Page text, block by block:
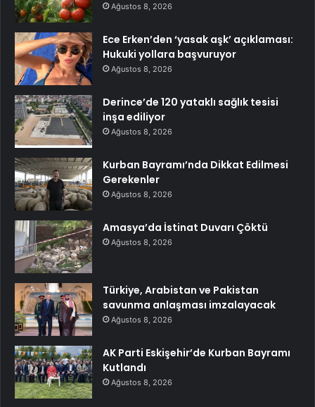
Ağustos 8, 2026
Ece Erken’den ‘yasak aşk’ açıklaması:
Hukuki yollara başvuruyor
Ağustos 8, 2026
Derince’de 120 yataklı sağlık tesisi
inşa ediliyor
Ağustos 8, 2026
Kurban Bayramı’nda Dikkat Edilmesi
Gerekenler
Ağustos 8, 2026
Amasya’da İstinat Duvarı Çöktü
Ağustos 8, 2026
Türkiye, Arabistan ve Pakistan
savunma anlaşması imzalayacak
Ağustos 8, 2026
AK Parti Eskişehir’de Kurban Bayramı
Kutlandı
Ağustos 8, 2026